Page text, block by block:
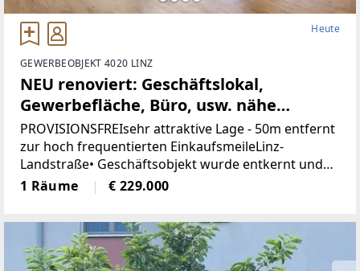
Heute
GEWERBEOBJEKT 4020 LINZ
NEU renoviert: Geschäftslokal,
Gewerbefläche, Büro, usw. nähe
Landstrasse-Linz (Provisionsfrei)
PROVISIONSFREIsehr attraktive Lage - 50m entfernt
zur hoch frequentierten EinkaufsmeileLinz-
Landstraße• Geschäftsobjekt wurde entkernt und
generalsaniert• Klimatisiert (Klimaanlage)• neue
Böden, neue Heizkörper•
1 Räume € 229.000